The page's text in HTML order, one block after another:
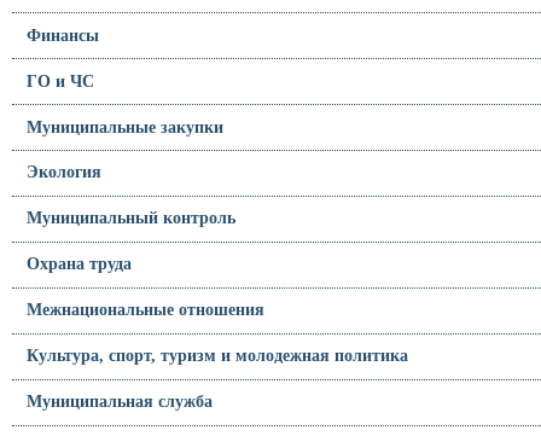
Финансы
ГО и ЧС
Муниципальные закупки
Экология
Муниципальный контроль
Охрана труда
Межнациональные отношения
Культура, спорт, туризм и молодежная политика
Муниципальная служба